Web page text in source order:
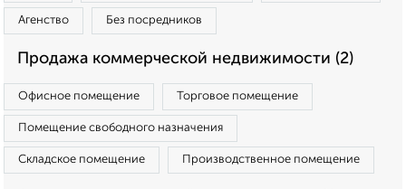
Агенство Без посредников
Продажа коммерческой недвижимости (2)
Офисное помещение Торговое помещение
Помещение свободного назначения
Складское помещение Производственное помещение